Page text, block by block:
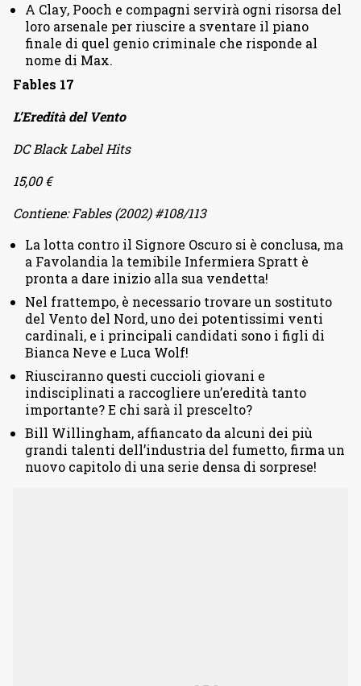
A Clay, Pooch e compagni servirà ogni risorsa del
loro arsenale per riuscire a sventare il piano
finale di quel genio criminale che risponde al
nome di Max.
Fables 17
L’Eredità del Vento
DC Black Label Hits
15,00 €
Contiene: Fables (2002) #108/113
La lotta contro il Signore Oscuro si è conclusa, ma
a Favolandia la temibile Infermiera Spratt è
pronta a dare inizio alla sua vendetta!
Nel frattempo, è necessario trovare un sostituto
del Vento del Nord, uno dei potentissimi venti
cardinali, e i principali candidati sono i figli di
Bianca Neve e Luca Wolf!
Riusciranno questi cuccioli giovani e
indisciplinati a raccogliere un’eredità tanto
importante? E chi sarà il prescelto?
Bill Willingham, affiancato da alcuni dei più
grandi talenti dell’industria del fumetto, firma un
nuovo capitolo di una serie densa di sorprese!